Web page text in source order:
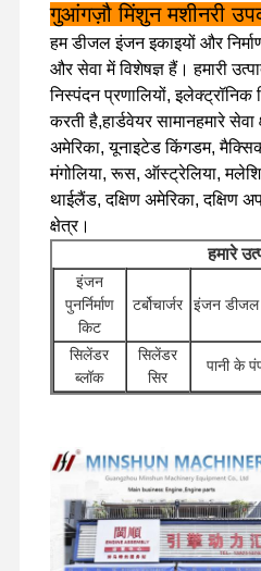
घर उत्पादों
फ़ैक्टरी टूर गुणवत्ता नियंत्रण
मामले
पर्किन्स इंजन
यानमार इंजन
इसुजु इंजन
कमिंस इंजन
डीजल इंजन
गुआंगज़ौ मिंशुन मशीनरी
हम डीजल इंजन इकाइयों और
और सेवा में विशेषज्ञ हैं। हमारी
निस्पंदन प्रणालियों,
करती है,हार्डवेयर सामानहमारे
अमेरिका, यूनाइटेड किंगडम,
मंगोलिया, रूस, ऑस्ट्रेलिया,
थाईलैंड, दक्षिण अमेरिका, दक्षिण
क्षेत्र।
हमारे
इंजन
पुनर्निर्माण
किट
टर्बोचार्जर इंजन डीजल
सिलेंडर
ब्लॉक
सिलेंडर
सिर
पानी के
घुमावदार
घटक
वितरण
वाल्व
ट्रैवल मोटर
असेंबली